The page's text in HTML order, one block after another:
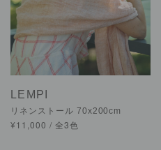
LEMPI
リネンストール 70x200cm
¥11,000 / 全3色